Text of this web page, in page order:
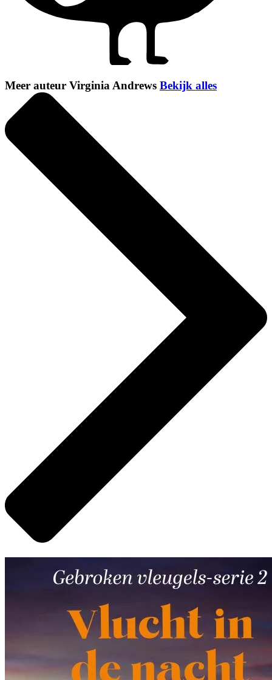
Meer auteur Virginia Andrews Bekijk alles